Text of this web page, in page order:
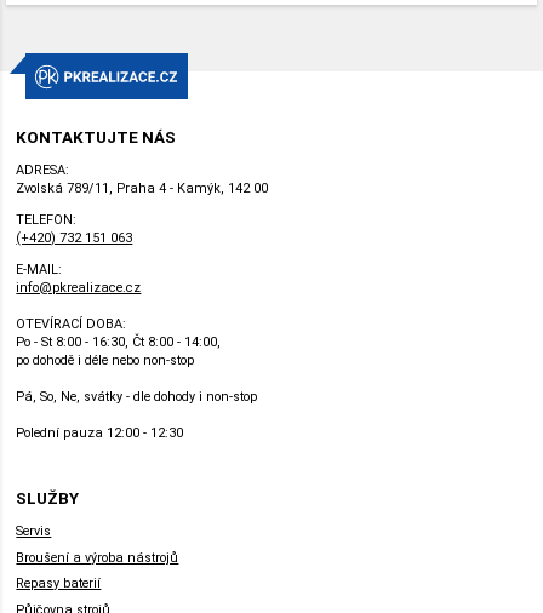
KONTAKTUJTE NÁS
ADRESA:
Zvolská 789/11, Praha 4 - Kamýk, 142 00
TELEFON:
(+420) 732 151 063
E-MAIL:
info@pkrealizace.cz
OTEVÍRACÍ DOBA:
Po - St 8:00 - 16:30, Čt 8:00 - 14:00,
po dohodě i déle nebo non-stop
Pá, So, Ne, svátky - dle dohody i non-stop
Polední pauza 12:00 - 12:30
SLUŽBY
Servis
Broušení a výroba nástrojů
Repasy baterií